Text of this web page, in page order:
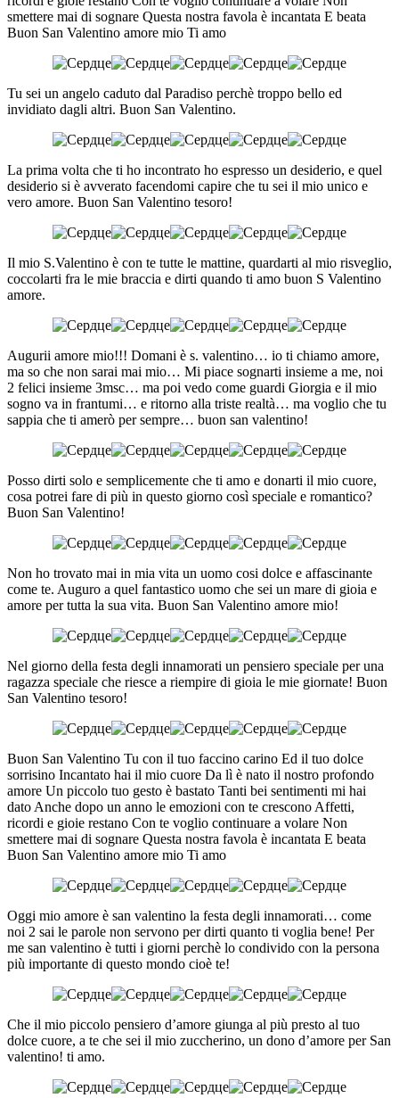
smettere mai di sognare Questa nostra favola è incantata E beata
Buon San Valentino amore mio Ti amo
Tu sei un angelo caduto dal Paradiso perchè troppo bello ed
invidiato dagli altri. Buon San Valentino.
La prima volta che ti ho incontrato ho espresso un desiderio, e quel
desiderio si è avverato facendomi capire che tu sei il mio unico e
vero amore. Buon San Valentino tesoro!
Il mio S.Valentino è con te tutte le mattine, quardarti al mio risveglio,
coccolarti fra le mie braccia e dirti quando ti amo buon S Valentino
amore.
Augurii amore mio!!! Domani è s. valentino… io ti chiamo amore,
ma so che non sarai mai mio… Mi piace sognarti insieme a me, noi
2 felici insieme 3msc… ma poi vedo come guardi Giorgia e il mio
sogno va in frantumi… e ritorno alla triste realtà… ma voglio che tu
sappia che ti amerò per sempre… buon san valentino!
Posso dirti solo e semplicemente che ti amo e donarti il mio cuore,
cosa potrei fare di più in questo giorno così speciale e romantico?
Buon San Valentino!
Non ho trovato mai in mia vita un uomo cosi dolce e affascinante
come te. Auguro a quel fantastico uomo che sei un mare di gioia e
amore per tutta la sua vita. Buon San Valentino amore mio!
Nel giorno della festa degli innamorati un pensiero speciale per una
ragazza speciale che riesce a riempire di gioia le mie giornate! Buon
San Valentino tesoro!
Buon San Valentino Tu con il tuo faccino carino Ed il tuo dolce
sorrisino Incantato hai il mio cuore Da lì è nato il nostro profondo
amore Un piccolo tuo gesto è bastato Tanti bei sentimenti mi hai
dato Anche dopo un anno le emozioni con te crescono Affetti,
ricordi e gioie restano Con te voglio continuare a volare Non
smettere mai di sognare Questa nostra favola è incantata E beata
Buon San Valentino amore mio Ti amo
Oggi mio amore è san valentino la festa degli innamorati… come
noi 2 sai le parole non servono per dirti quanto ti voglia bene! Per
me san valentino è tutti i giorni perchè lo condivido con la persona
più importante di questo mondo cioè te!
Che il mio piccolo pensiero d’amore giunga al più presto al tuo
dolce cuore, a te che sei il mio zuccherino, un dono d’amore per San
valentino! ti amo.